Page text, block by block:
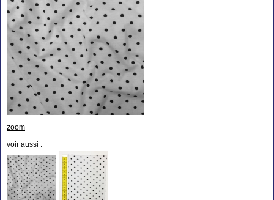
zoom
voir aussi :